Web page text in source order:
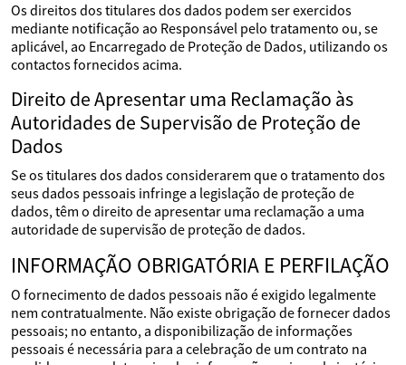
Os direitos dos titulares dos dados podem ser exercidos
mediante notificação ao Responsável pelo tratamento ou, se
aplicável, ao Encarregado de Proteção de Dados, utilizando os
contactos fornecidos acima.
Direito de Apresentar uma Reclamação às
Autoridades de Supervisão de Proteção de
Dados
Se os titulares dos dados considerarem que o tratamento dos
seus dados pessoais infringe a legislação de proteção de
dados, têm o direito de apresentar uma reclamação a uma
autoridade de supervisão de proteção de dados.
INFORMAÇÃO OBRIGATÓRIA E PERFILAÇÃO
O fornecimento de dados pessoais não é exigido legalmente
nem contratualmente. Não existe obrigação de fornecer dados
pessoais; no entanto, a disponibilização de informações
pessoais é necessária para a celebração de um contrato na